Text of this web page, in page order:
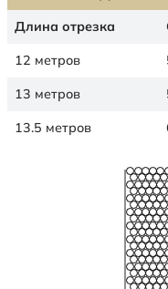
Длина отрезка
12 метров
13 метров
13.5 метров